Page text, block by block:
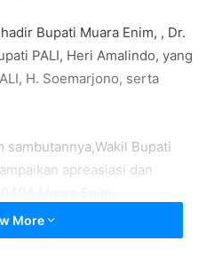
Bupati Muara Enim, , Dr.
PALI, Heri Amalindo, yang
H. Soemarjono, serta
sambutannya,Wakil Bupati
apreasiasi dan
yang berbahagia ini,
More